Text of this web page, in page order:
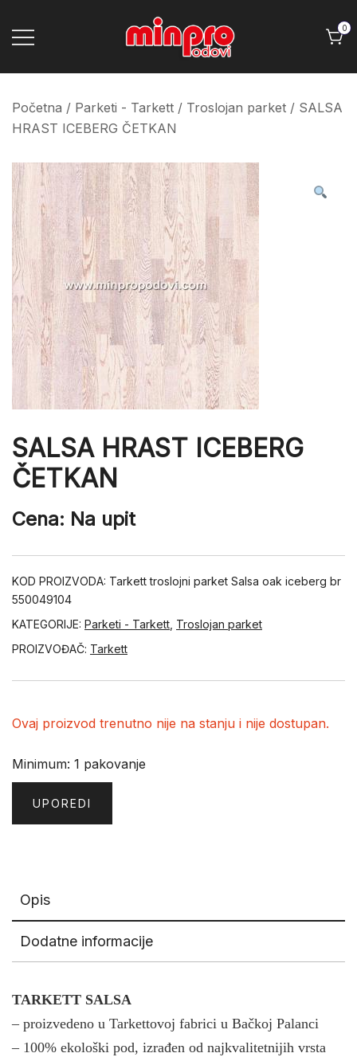
Minpro podovi
0
Početna / Parketi - Tarkett / Troslojan parket / SALSA
HRAST ICEBERG ČETKAN
SALSA HRAST ICEBERG
ČETKAN
Cena: Na upit
KOD PROIZVODA: Tarkett troslojni parket Salsa oak iceberg br
550049104
KATEGORIJE: Parketi - Tarkett Troslojan parket
PROIZVOĐAČ: Tarkett
Ovaj proizvod trenutno nije na stanju i nije dostupan.
Minimum: 1 pakovanje
UPOREDI
Opis
Dodatne informacije
TARKETT SALSA
– proizvedeno u Tarkettovoj fabrici u Bačkoj Palanci
– 100% ekološki pod, izrađen od najkvalitetnijih vrsta